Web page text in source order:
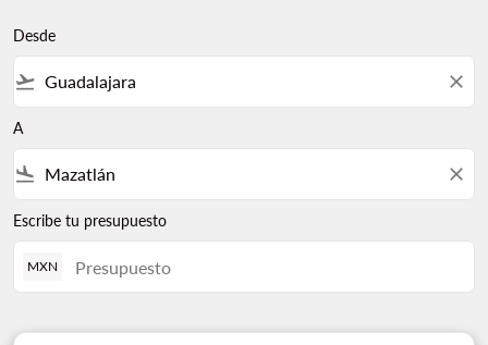
Desde
flight_takeoff close
A
flight_land close
Escribe tu presupuesto
MXN